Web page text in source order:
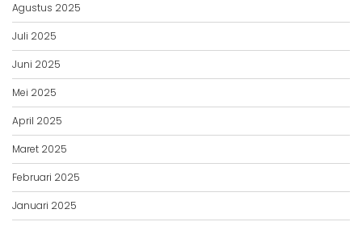
Agustus 2025
Juli 2025
Juni 2025
Mei 2025
April 2025
Maret 2025
Februari 2025
Januari 2025